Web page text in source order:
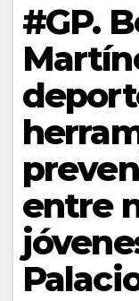
#GP.
entre